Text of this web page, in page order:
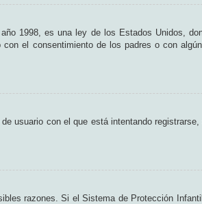
1998, es una ley de los Estados Unidos,
el consentimiento de los padres o con
usuario con el que está intentando
razones. Si el Sistema de Protección